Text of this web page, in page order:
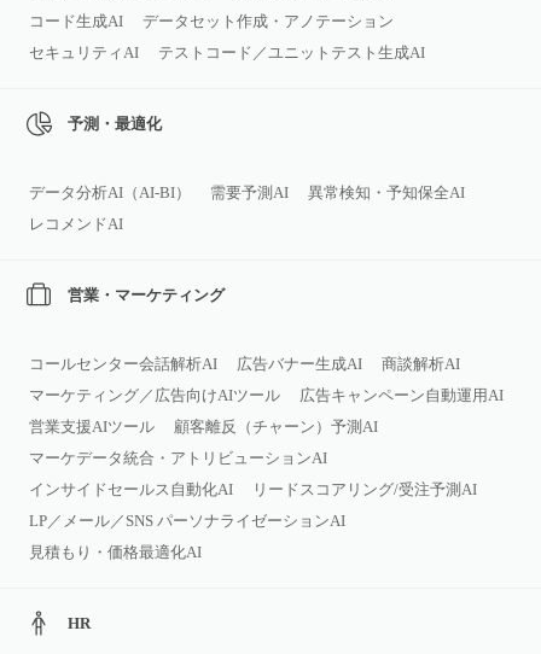
コード生成AI
データセット作成・アノテーション
セキュリティAI
テストコード／ユニットテスト生成AI
予測・最適化
データ分析AI（AI‑BI） 需要予測AI
異常検知・予知保全AI
レコメンドAI
営業・マーケティング
コールセンター会話解析AI 広告バナー生成AI
商談解析AI
マーケティング／広告向けAIツール
広告キャンペーン自動運用AI
営業支援AIツール
顧客離反（チャーン）予測AI
マーケデータ統合・アトリビューションAI
インサイドセールス自動化AI
リードスコアリング/受注予測AI
LP／メール／SNS パーソナライゼーションAI
見積もり・価格最適化AI
HR